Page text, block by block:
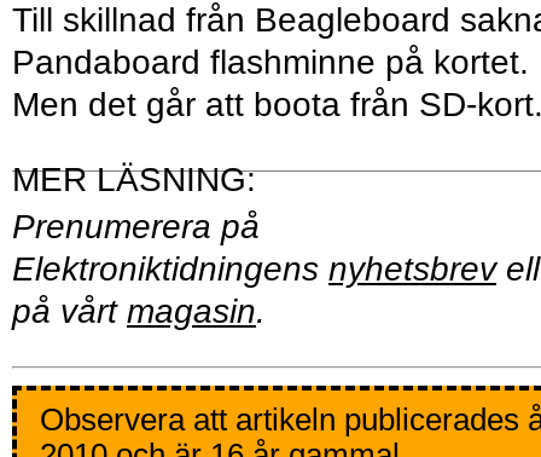
Till skillnad från Beagleboard
Pandaboard flashminne på kortet.
Men det går att boota från SD-
Prenumerera på
Elektroniktidningens nyhetsbrev
på vårt magasin.
Observera att artikeln publicerades